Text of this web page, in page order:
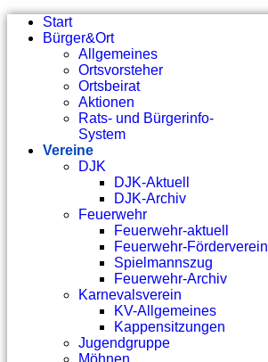
Start
Bürger&Ort
Allgemeines
Ortsvorsteher
Ortsbeirat
Aktionen
Rats- und Bürgerinfo-
System
Vereine
DJK
DJK-Aktuell
DJK-Archiv
Feuerwehr
Feuerwehr-aktuell
Feuerwehr-Förderverein
Spielmannszug
Feuerwehr-Archiv
Karnevalsverein
KV-Allgemeines
Kappensitzungen
Jugendgruppe
Möhnen